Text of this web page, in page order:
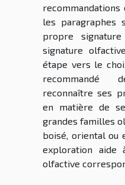
les paragraphes
propre
signature
étape vers le
recommandé
reconnaître ses
en matière de
grandes familles
boisé, oriental ou
exploration aide
olfactive